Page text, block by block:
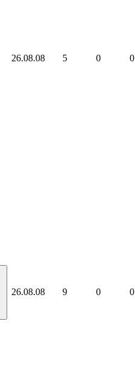
26.08.08 5 0 0
26.08.08 9 0 0